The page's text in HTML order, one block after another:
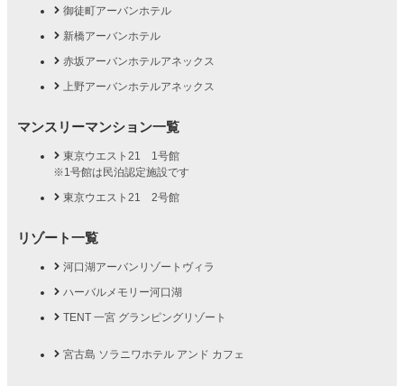
御徒町アーバンホテル
新橋アーバンホテル
赤坂アーバンホテルアネックス
上野アーバンホテルアネックス
マンスリーマンション一覧
東京ウエスト21 1号館
※1号館は民泊認定施設です
東京ウエスト21 2号館
リゾート一覧
河口湖アーバンリゾートヴィラ
ハーバルメモリー河口湖
TENT 一宮 グランピングリゾート
宮古島 ソラニワホテル アンド カフェ